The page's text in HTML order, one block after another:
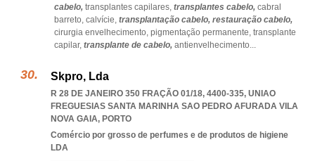
cabelo, transplantes capilares, transplantes cabelo, cabral
barreto, calvície, transplantação cabelo, restauração cabelo,
cirurgia envelhecimento, pigmentação permanente, transplante
capilar, transplante de cabelo, antienvelhecimento...
Skpro, Lda
R 28 DE JANEIRO 350 FRAÇÃO 01/18, 4400-335, UNIAO
FREGUESIAS SANTA MARINHA SAO PEDRO AFURADA VILA
NOVA GAIA, PORTO
Comércio por grosso de perfumes e de produtos de higiene
LDA